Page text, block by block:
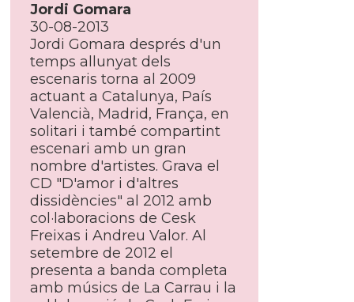
Jordi Gomara
30-08-2013
Jordi Gomara després d'un
temps allunyat dels
escenaris torna al 2009
actuant a Catalunya, Paí­s
Valencià, Madrid, França, en
solitari i també compartint
escenari amb un gran
nombre d'artistes. Grava el
CD "D'amor i d'altres
dissidències" al 2012 amb
col·laboracions de Cesk
Freixas i Andreu Valor. Al
setembre de 2012 el
presenta a banda completa
amb músics de La Carrau i la